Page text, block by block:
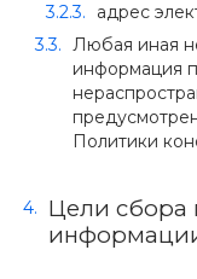
адрес
Любая иная
информация
Политики
Цели сбора